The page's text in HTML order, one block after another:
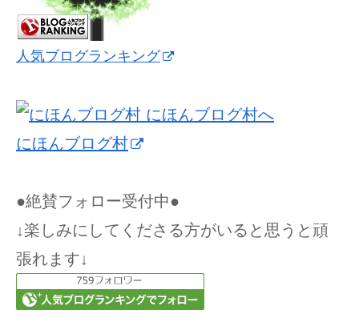
人気ブログランキング
にほんブログ村
●絶賛フォロー受付中●
↓楽しみにしてくださる方がいると思うと頑
張れます↓